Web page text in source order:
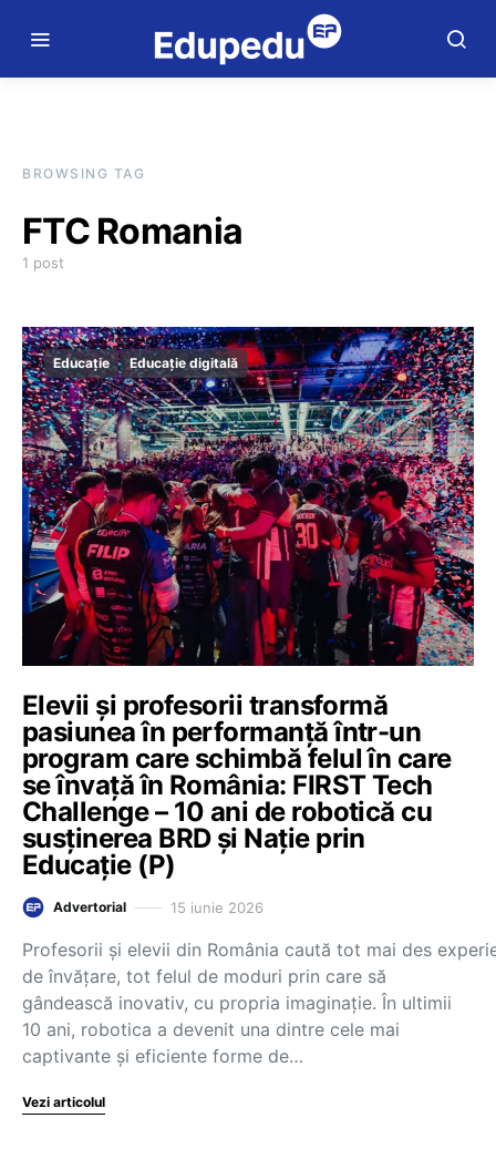
BROWSING TAG
FTC Romania
1 post
Educație Educație digitală
Elevii și profesorii transformă
pasiunea în performanță într-un
program care schimbă felul în care
se învață în România: FIRST Tech
Challenge – 10 ani de robotică cu
susținerea BRD și Nație prin
Educație (P)
Advertorial 15 iunie 2026
Profesorii și elevii din România caută tot mai des
de învățare, tot felul de moduri prin care să
gândească inovativ, cu propria imaginație. În ultimii
10 ani, robotica a devenit una dintre cele mai
captivante și eficiente forme de…
Vezi articolul